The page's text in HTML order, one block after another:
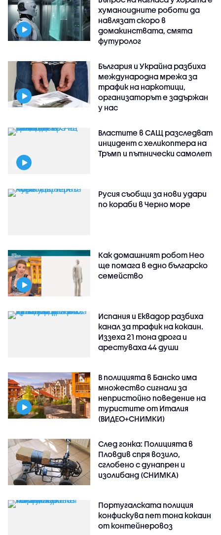
хуманоидните роботи да
навлязат скоро в
домакинствата, смята
футуролог
България и Украйна разбиха
международна мрежа за
трафик на наркотици,
организаторът е задържан
у нас
Властите в САЩ разследват
инцидент с хеликоптера на
Тръмп и пътнически самолет
Русия съобщи за нови удари
по кораби в Черно море
Как домашният робот Нео
ще помага в едно българско
семейство
Испания и Еквадор разбиха
канал за трафик на кокаин.
Иззеха 21 тона дрога и
арестуваха 44 души
В полицията в Банско има
множество сигнали за
непристойно поведение на
туристите от Италия
(ВИДЕО+СНИМКИ)
След гонка: Полицията в
Пловдив спря возило,
сглобено с дунапрен и
изолибанд (СНИМКА)
Португалската полиция
конфискува пет тона кокаин
от контейнеровоз